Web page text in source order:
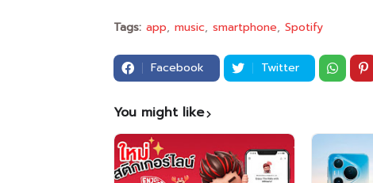
Tags: app music smartphone Spotify
Facebook Twitter
You might like